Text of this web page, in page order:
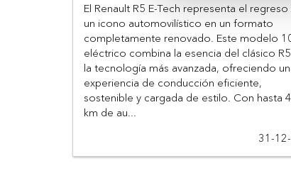
El Renault R5 E-Tech representa el regreso
un icono automovilístico en un formato
completamente renovado. Este modelo
eléctrico combina la esencia del clásico
la tecnología más avanzada, ofreciendo
experiencia de conducción eficiente,
sostenible y cargada de estilo. Con hasta
km de au...
31-